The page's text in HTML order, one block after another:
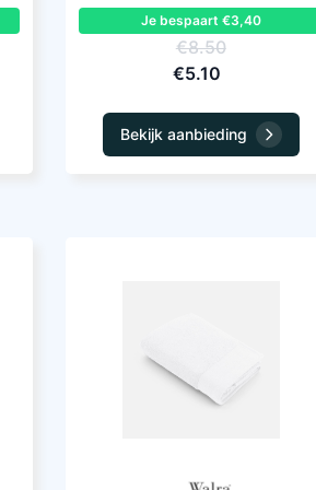
Je bespaart €3,40
€8.50
€5.10
Bekijk aanbieding